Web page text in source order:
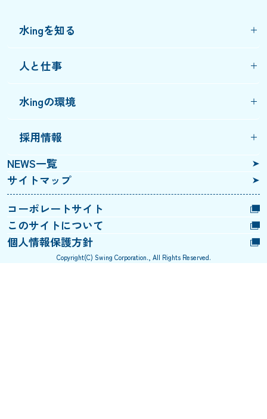
水ingを知る
人と仕事
水ingの環境
採用情報
NEWS一覧
サイトマップ
コーポレートサイト
このサイトについて
個人情報保護方針
Copyright(C) Swing Corporation., All Rights Reserved.